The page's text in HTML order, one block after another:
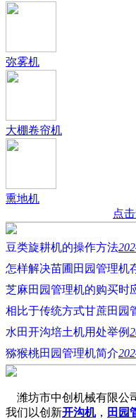
弥雾机
大棚卷帘机
熏地机
点
豆类旋耕机的操作方法
怎样解决苗圃田园管理机
芝麻田园管理机的购买时
相比于传统方式甘蔗田园
水田开沟培土机用处举例
猕猴桃田园管理机简介
潍坊市中创机械有限公
我们以创新开沟机， 田园